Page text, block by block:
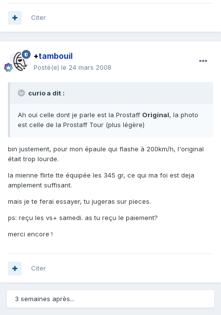
Citer
+tambouil
Posté(e) le 24 mars 2008
curio a dit :
Ah oui celle dont je parle est la Prostaff Original, la photo
est celle de la Prostaff Tour (plus légère)
bin justement, pour mon épaule qui flashe à 200km/h, l'original
était trop lourde.
la mienne flirte tte équipée les 345 gr, ce qui ma foi est deja
amplement suffisant.
mais je te ferai essayer, tu jugeras sur pieces.
ps: reçu les vs+ samedi. as tu reçu le paiement?
merci encore !
Citer
3 semaines après...